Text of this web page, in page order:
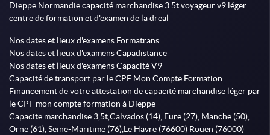
Dieppe Normandie capacité marchandise 3.5t voyageur v9 léger
centre de formation et d'examen de la dreal
Nos dates et lieux d'examens Formatrans
Nos dates et lieux d'examens Capadistance
Nos dates et lieux d'examens Capacité V9
Capacité de transport par le CPF Mon Compte Formation
Financement de votre attestation de capacité marchandise léger par
le CPF mon compte formation à Dieppe
Capacite marchandise 3,5t,Calvados (14), Eure (27), Manche (50),
Orne (61), Seine-Maritime (76),Le Havre (76600) Rouen (76000)